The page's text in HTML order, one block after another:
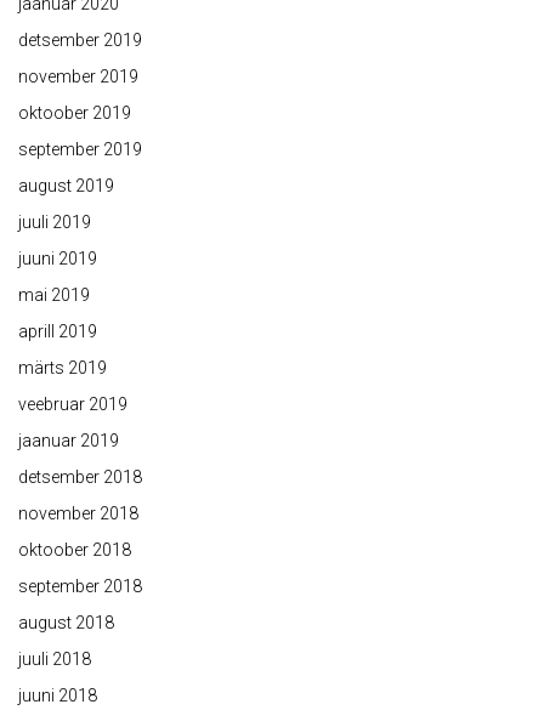
detsember 2019
november 2019
oktoober 2019
september 2019
august 2019
juuli 2019
juuni 2019
mai 2019
aprill 2019
märts 2019
veebruar 2019
jaanuar 2019
detsember 2018
november 2018
oktoober 2018
september 2018
august 2018
juuli 2018
juuni 2018